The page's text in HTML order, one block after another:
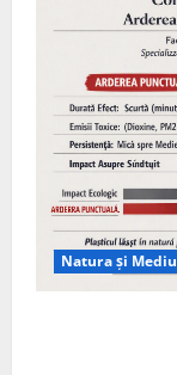
Natura și Mediu